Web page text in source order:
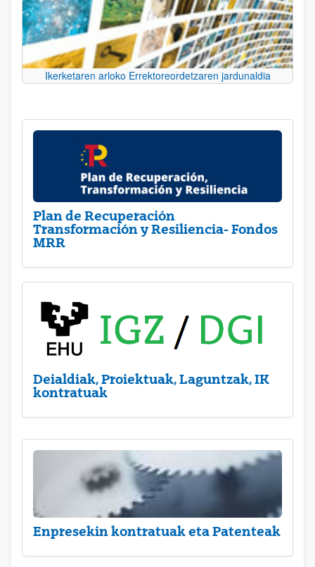
Ikerketaren arloko Errektoreordetzaren jardunaldia
Plan de Recuperación
Transformación y Resiliencia- Fondos
MRR
Deialdiak, Proiektuak, Laguntzak, IK
kontratuak
Enpresekin kontratuak eta Patenteak